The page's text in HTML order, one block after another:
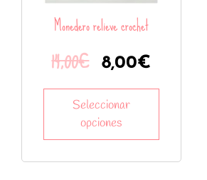
Monedero relieve crochet
14,00€ 8,00€
Seleccionar
opciones